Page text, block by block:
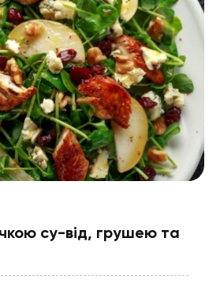
су-від, грушею та